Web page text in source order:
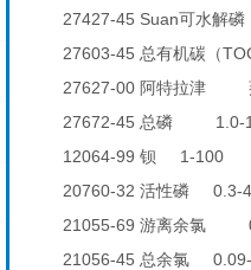
27427-45 Suan可水解磷
27603-45 总有机碳（
27627-00 阿特拉津
27672-45 总磷 1.0-
12064-99 钡 1-100
20760-32 活性磷 0.3-
21055-69 游离余氯
21056-45 总余氯 0.09-